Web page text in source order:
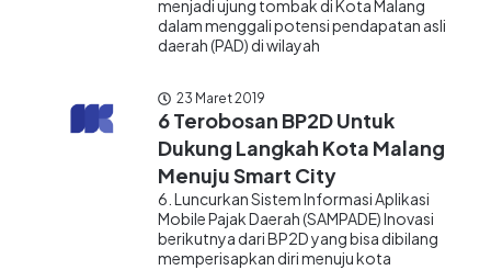
menjadi ujung tombak di Kota Malang
dalam menggali potensi pendapatan asli
daerah (PAD) di wilayah
23 Maret 2019
6 Terobosan BP2D Untuk
Dukung Langkah Kota Malang
Menuju Smart City
6. Luncurkan Sistem Informasi Aplikasi
Mobile Pajak Daerah (SAMPADE) Inovasi
berikutnya dari BP2D yang bisa dibilang
memperisapkan diri menuju kota